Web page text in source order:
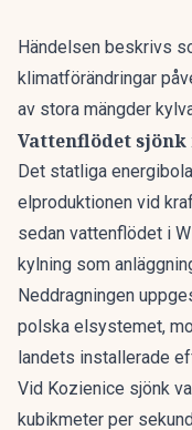
Händelsen beskrivs
klimatförändringar
av stora mängder
Vattenflödet
Det statliga
elproduktionen vid
sedan vattenflödet i
kylning som
Neddragningen
polska elsystemet,
landets installerade
Vid Kozienice sjönk
kubikmeter per